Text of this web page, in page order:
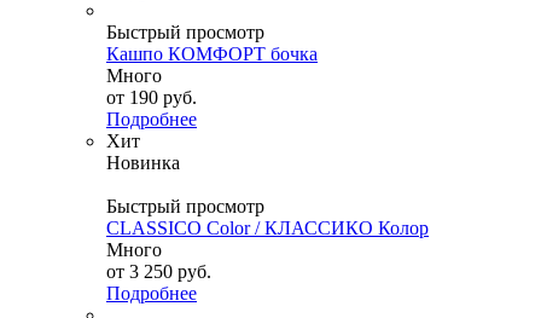
Быстрый просмотр
Кашпо КОМФОРТ бочка
Много
от 190 руб.
Подробнее
Хит
Новинка
Быстрый просмотр
CLASSICO Color / КЛАССИКО Колор
Много
от 3 250 руб.
Подробнее